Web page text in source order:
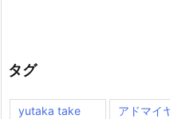
タグ
yutaka take アドマイ